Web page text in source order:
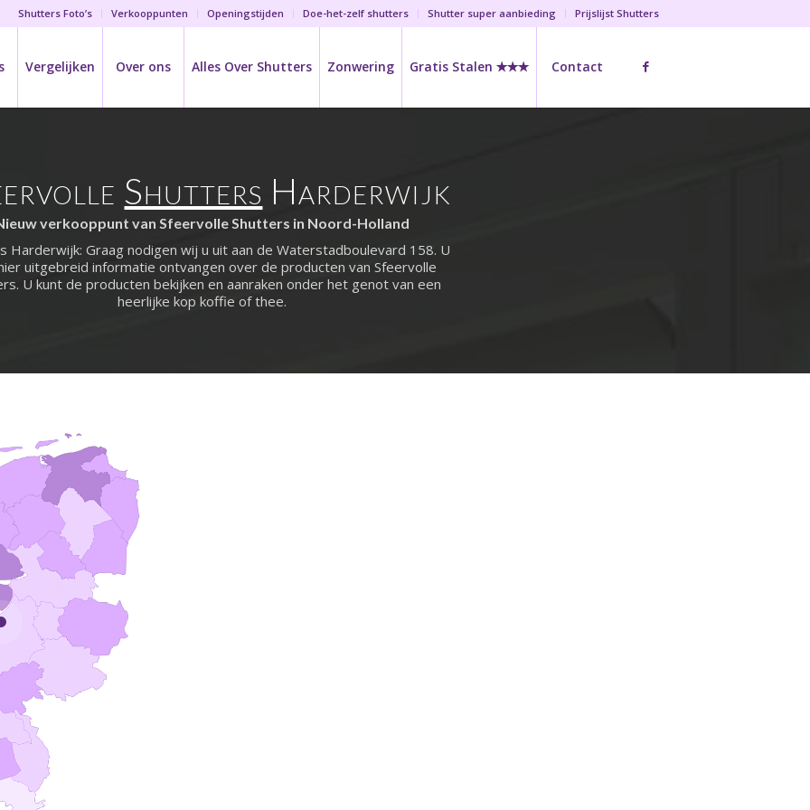
Shutters Foto’s Verkooppunten Openingstijden Doe-het-zelf shutters Shutter super aanbieding Prijslijst Shutters
Vergelijken Over ons Alles Over Shutters Zonwering Gratis Stalen ✭✭✭ Contact
Shutters Harderwijk
verkooppunt van Sfeervolle Shutters in Noord-Holland
Harderwijk: Graag nodigen wij u uit aan de Waterstadboulevard 158. U
uitgebreid informatie ontvangen over de producten van Sfeervolle
U kunt de producten bekijken en aanraken onder het genot van een
heerlijke kop koffie of thee.